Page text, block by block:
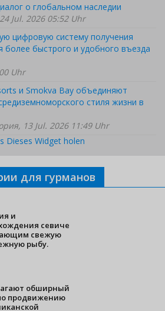
о глобальном наследии
Jul. 2026 05:52 Uhr
цифровую систему получения
более быстрого и удобного въезда
Uhr
и Smokva Bay объединяют
стиля жизни в
13 Jul. 2026 11:49 Uhr
Dieses Widget holen
для гурманов
и
севиче
свежую
рыбу.
обширный
продвижению